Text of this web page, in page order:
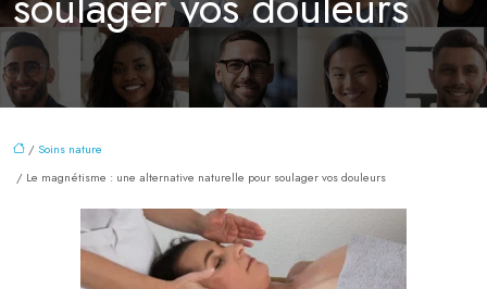
/Soins nature
/ Le magnétisme : une alternative naturelle pour soulager vos douleurs